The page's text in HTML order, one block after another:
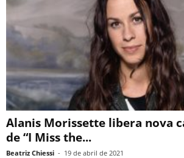
Alanis Morissette libera nova
de “I Miss the...
Beatriz Chiessi - 19 de abril de 2021